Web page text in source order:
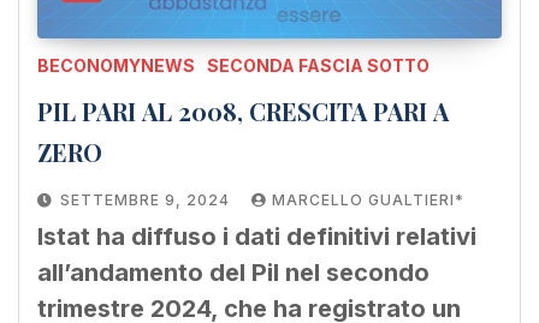
BECONOMYNEWS SECONDA FASCIA SOTTO
PIL PARI AL 2008, CRESCITA PARI A
ZERO
SETTEMBRE 9, 2024 MARCELLO GUALTIERI*
Istat ha diffuso i dati definitivi relativi
all’andamento del Pil nel secondo
trimestre 2024, che ha registrato un